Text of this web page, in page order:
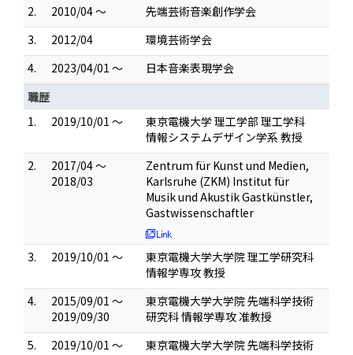
2.
2010/04 ～
先端芸術音楽創作学会
3.
2012/04
環境芸術学会
4.
2023/04/01 ～
日本音楽表現学会
職歴
1.
2019/10/01 ～
東京電機大学 理工学部 理工学科
情報システムデザイン学系 教授
2.
2017/04 ～
2018/03
Zentrum für Kunst und Medien,
Karlsruhe (ZKM) Institut für
Musik und Akustik Gastkünstler,
Gastwissenschaftler
3. 2019/10/01 ～
東京電機大学大学院 理工学研究科
情報学専攻 教授
4.
2015/09/01 ～
2019/09/30
東京電機大学大学院 先端科学技術
研究科 情報学専攻 准教授
5.
2019/10/01 ～
東京電機大学大学院 先端科学技術